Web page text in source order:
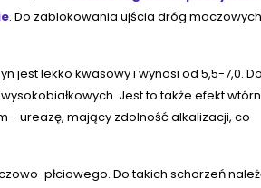
. Do zablokowania ujścia dróg moczowych
jest lekko kwasowy i wynosi od 5,5-7,0.
Jest to także efekt
ureazę, mający zdolność alkalizacji, co
płciowego. Do takich schorzeń